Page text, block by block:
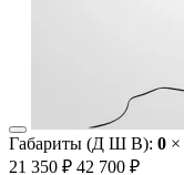
Габариты (Д Ш В): 0 ×
21 350 ₽ 42 700 ₽